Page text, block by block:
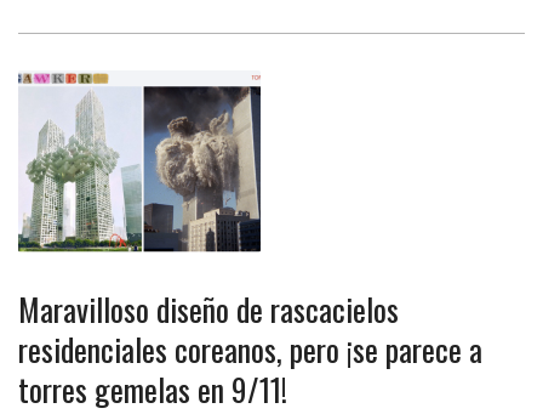
Maravilloso diseño de rascacielos
residenciales coreanos, pero ¡se parece a
torres gemelas en 9/11!